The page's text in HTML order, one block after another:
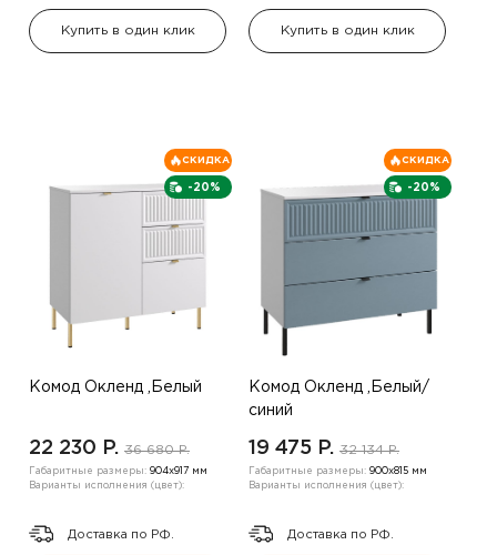
Купить в один клик Купить в один клик
-20%
СКИДКА
Комод Окленд ,Белый
22 230 P. 36 680 P.
Габаритные размеры: 904х917 мм
Варианты исполнения (цвет):
Доставка по РФ.
-20%
СКИДКА
Комод Окленд ,Белый/
синий
19 475 P. 32 134 P.
Габаритные размеры: 900х815 мм
Варианты исполнения (цвет):
Доставка по РФ.